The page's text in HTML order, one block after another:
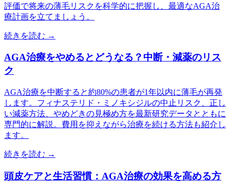
評価で将来の薄毛リスクを科学的に把握し、最適なAGA治
療計画を立てましょう。
続きを読む →
AGA治療をやめるとどうなる？中断・減薬のリス
ク
AGA治療を中断すると約80%の患者が1年以内に薄毛が再発
します。フィナステリド・ミノキシジルの中止リスク、正し
い減薬方法、やめどきの見極め方を最新研究データとともに
専門的に解説。費用を抑えながら治療を続ける方法も紹介し
ます。
続きを読む →
頭皮ケアと生活習慣：AGA治療の効果を高める方